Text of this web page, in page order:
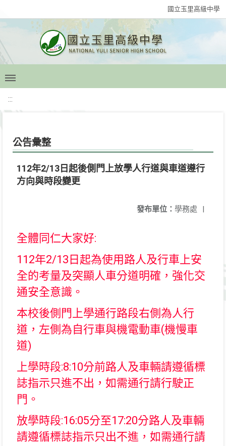
國立玉里高級中學
:::
公告彙整
112年2/13日起後側門上放學人行道與車道遵行
方向與時段變更
發布單位： 學務處 |
全體同仁大家好:
112年2/13日起為使用路人及行車上安
全的考量及突顯人車分道明確，強化交
通安全意識。
本校後側門 上學通行路段右側為人行
道，左側為自行車與機電動車(機慢車
道)
上學時段:8:10分前路人及車輛請遵循標
誌指示只進不出，如需通行請行駛正
門。
放學時段:16:05分至17:20分路人及車輛
請遵循標誌指示只出不進，如需通行請